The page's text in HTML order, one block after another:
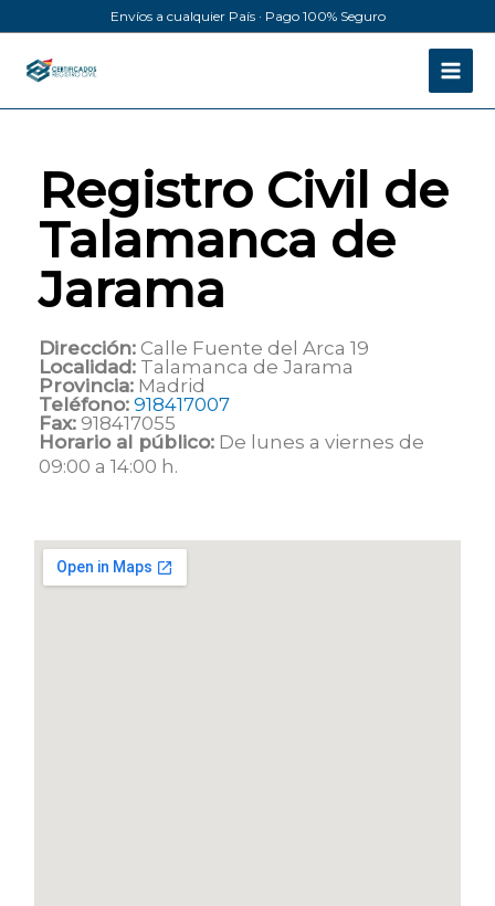
al
contenido
Envíos a cualquier País · Pago 100% Seguro
Registro Civil de
Talamanca de
Jarama
Dirección: Calle Fuente del Arca 19
Localidad: Talamanca de Jarama
Provincia: Madrid
Teléfono: 918417007
Fax: 918417055
Horario al público: De lunes a viernes de
09:00 a 14:00 h.